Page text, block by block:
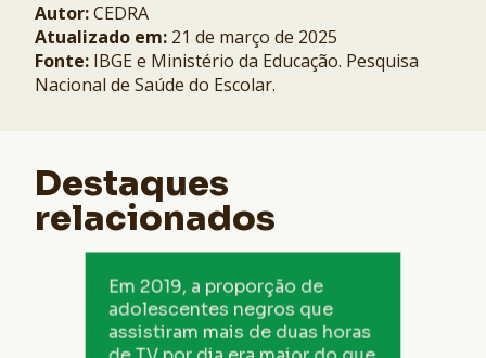
Autor:CEDRA
Atualizado em: 21 de março de 2025
Fonte: IBGE e Ministério da Educação. Pesquisa
Nacional de Saúde do Escolar.
Destaques
relacionados
Em 2019, a proporção de
adolescentes negros que
assistiram mais de duas horas
Entre os adolescentes negros, 38,4%
assistiram mais de duas horas de TV por
dia, enquanto, entre os adolescentes
brancos, essa proporção era 31,9% em
2019.